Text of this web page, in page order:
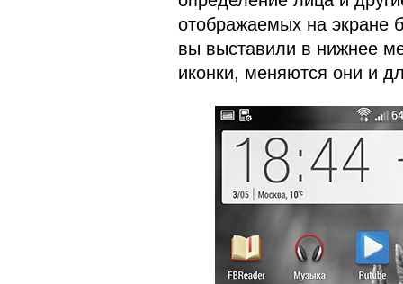
отображаемых на экране
вы выставили в нижнее
иконки, меняются они и